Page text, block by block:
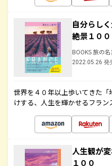
自分らし
絶景１００
BOOKS 旅の
2022.05.26 発
世界を４０年以上歩いてきた
けする、人生を輝かせるフラ
人生観が
１００